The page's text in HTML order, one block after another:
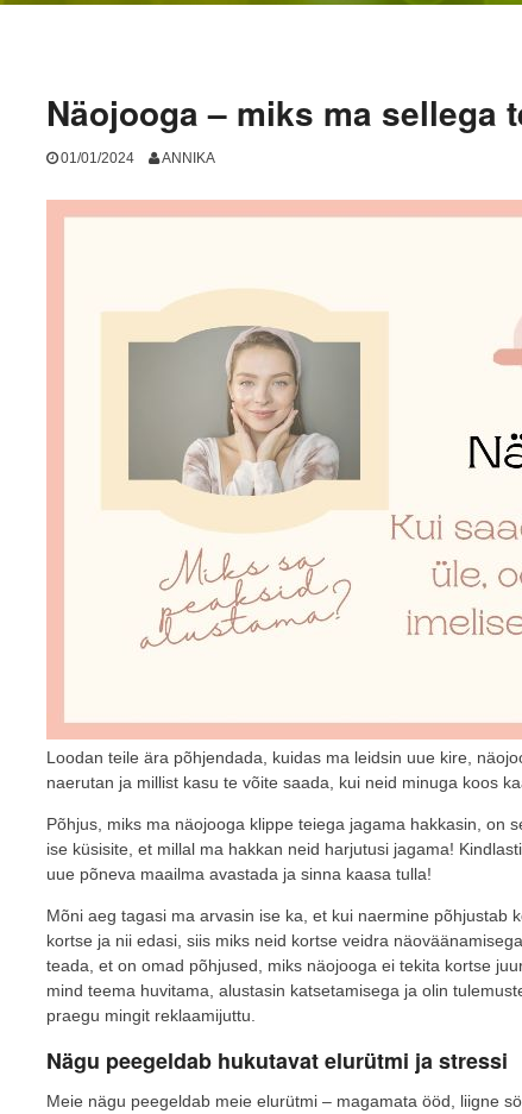
Näojooga – miks ma sellega
01/01/2024 ANNIKA
Loodan teile ära põhjendada, kuidas ma leidsin uue kire,
naerutan ja millist kasu te võite saada, kui neid minuga koos
Põhjus, miks ma näojooga klippe teiega jagama hakkasin, on
ise küsisite, et millal ma hakkan neid harjutusi jagama!
uue põneva maailma avastada ja sinna kaasa tulla!
Mõni aeg tagasi ma arvasin ise ka, et kui naermine põhjustab
kortse ja nii edasi, siis miks neid kortse veidra
teada, et on omad põhjused, miks näojooga ei tekita kortse
mind teema huvitama, alustasin katsetamisega ja olin
praegu mingit reklaamijuttu.
Nägu peegeldab hukutavat elurütmi ja stressi
Meie nägu peegeldab meie elurütmi – magamata ööd, liigne